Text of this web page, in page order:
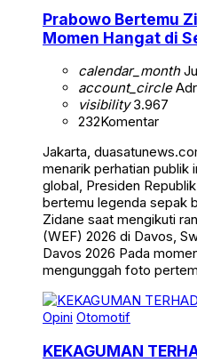
Prabowo Bertemu
Momen Hangat di
calendar_month
account_circle
visibility3.967
232Komentar
Jakarta,
menarik perhatian publik
global, Presiden
bertemu legenda sepak
Zidane saat mengikuti
(WEF) 2026 di Davos,
Davos 2026 Pada
mengunggah foto
Opini Otomotif
KEKAGUMAN